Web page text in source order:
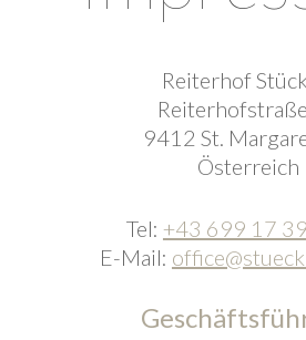
Reiterhof
9412 St.
Österreich
Tel: +43 699 17
E-Mail: